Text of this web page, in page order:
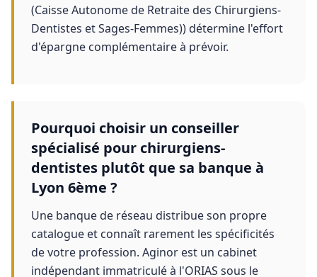
(Caisse Autonome de Retraite des Chirurgiens-
Dentistes et Sages-Femmes)) détermine l'effort
d'épargne complémentaire à prévoir.
Pourquoi choisir un conseiller
spécialisé pour chirurgiens-
dentistes plutôt que sa banque à
Lyon 6ème ?
Une banque de réseau distribue son propre
catalogue et connaît rarement les spécificités
de votre profession. Aginor est un cabinet
indépendant immatriculé à l'ORIAS sous le